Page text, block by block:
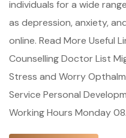
individuals for a wide
as depression, anxiety,
online. Read More Useful
Counselling Doctor List
Stress and Worry
Service Personal
Working Hours Monday